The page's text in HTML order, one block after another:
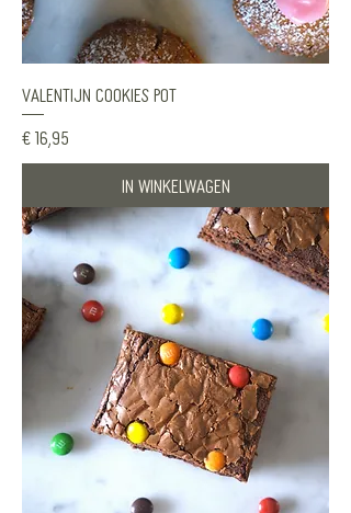
Valentijn Cookies pot
Prijs
€ 16,95
In winkelwagen